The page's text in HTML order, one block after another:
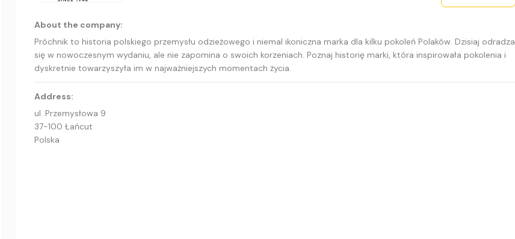
About the company:
Próchnik to historia polskiego przemysłu odzieżowego i niemal ikoniczna marka dla kilku pokoleń Polaków. Dzisiaj odradza
się w nowoczesnym wydaniu, ale nie zapomina o swoich korzeniach. Poznaj historię marki, która inspirowała pokolenia i
dyskretnie towarzyszyła im w najważniejszych momentach życia.
Address:
ul. Przemysłowa 9
37-100 Łańcut
Polska